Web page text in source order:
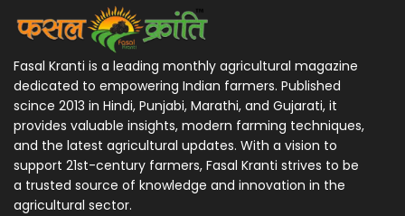
Fasal Kranti is a leading monthly agricultural magazine
dedicated to empowering Indian farmers. Published
scince 2013 in Hindi, Punjabi, Marathi, and Gujarati, it
provides valuable insights, modern farming techniques,
and the latest agricultural updates. With a vision to
support 21st-century farmers, Fasal Kranti strives to be
a trusted source of knowledge and innovation in the
agricultural sector.